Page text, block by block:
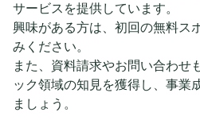
サービスを提供しています。
興味がある方は、初回の無料ス
みください。
また、資料請求やお問い合わせ
ック領域の知見を獲得し、事業
ましょう。